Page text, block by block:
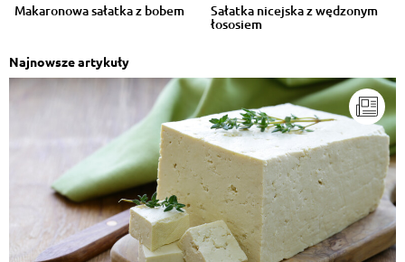
Makaronowa sałatka z bobem Sałatka nicejska z wędzonym
łososiem
Najnowsze artykuły